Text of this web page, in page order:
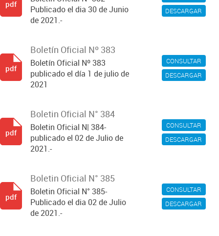
DESCARGAR
Publicado el dia 30 de Junio
de 2021.-
pdf
CONSULTAR
DESCARGAR
Boletín Oficial Nº 383
Boletín Oficial Nº 383
publicado el día 1 de julio de
2021
pdf
CONSULTAR
DESCARGAR
Boletin Oficial N° 384
Boletin Oficial N| 384-
publicado el 02 de Julio de
2021.-
pdf
CONSULTAR
DESCARGAR
Boletin Oficial N° 385
Boletin Oficial N° 385-
Publicado el dia 02 de Julio
de 2021.-
pdf